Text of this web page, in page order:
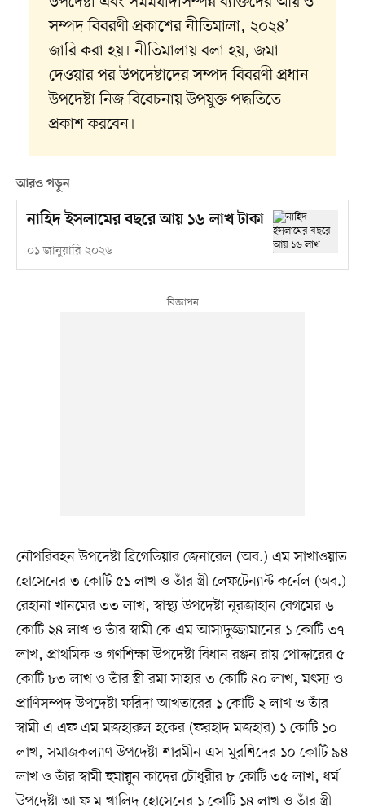
সম্পদ বিবরণী প্রকাশের নীতিমালা, ২০২৪’
জারি করা হয়। নীতিমালায় বলা হয়, জমা
দেওয়ার পর উপদেষ্টাদের সম্পদ বিবরণী প্রধান
উপদেষ্টা নিজ বিবেচনায় উপযুক্ত পদ্ধতিতে
প্রকাশ করবেন।
আরও পড়ুন
নাহিদ ইসলামের বছরে আয় ১৬ লাখ টাকা
০১ জানুয়ারি ২০২৬
নৌপরিবহন উপদেষ্টা ব্রিগেডিয়ার জেনারেল (অব.) এম সাখাওয়াত
হোসেনের ৩ কোটি ৫১ লাখ ও তাঁর স্ত্রী লেফটেন্যান্ট কর্নেল (অব.)
রেহানা খানমের ৩৩ লাখ, স্বাস্থ্য উপদেষ্টা নূরজাহান বেগমের ৬
কোটি ২৪ লাখ ও তাঁর স্বামী কে এম আসাদুজ্জামানের ১ কোটি ৩৭
লাখ, প্রাথমিক ও গণশিক্ষা উপদেষ্টা বিধান রঞ্জন রায় পোদ্দারের ৫
কোটি ৮৩ লাখ ও তাঁর স্ত্রী রমা সাহার ৩ কোটি ৪০ লাখ, মৎস্য ও
প্রাণিসম্পদ উপদেষ্টা ফরিদা আখতারের ১ কোটি ২ লাখ ও তাঁর
স্বামী এ এফ এম মজহারুল হকের (ফরহাদ মজহার) ১ কোটি ১০
লাখ, সমাজকল্যাণ উপদেষ্টা শারমীন এস মুরশিদের ১০ কোটি ৯৪
লাখ ও তাঁর স্বামী হুমায়ুন কাদের চৌধুরীর ৮ কোটি ৩৫ লাখ, ধর্ম
উপদেষ্টা আ ফ ম খালিদ হোসেনের ১ কোটি ১৪ লাখ ও তাঁর স্ত্রী